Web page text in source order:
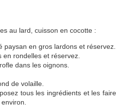
au lard, cuisson en cocotte :
paysan en gros lardons et réservez.
en rondelles et réservez.
dans les oignons.
de volaille.
tous les ingrédients et les faire